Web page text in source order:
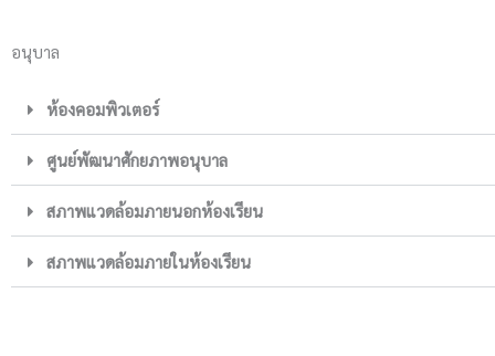
อนุบาล
ห้องคอมพิวเตอร์
ศูนย์พัฒนาศักยภาพอนุบาล
สภาพแวดล้อมภายนอกห้องเรียน
สภาพแวดล้อมภายในห้องเรียน